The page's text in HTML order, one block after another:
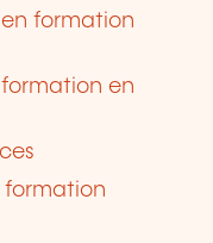
formation
en
formation